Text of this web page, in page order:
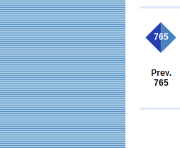
765
765